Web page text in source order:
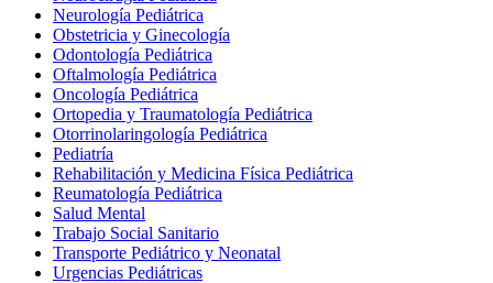
Neurología Pediátrica
Obstetricia y Ginecología
Odontología Pediátrica
Oftalmología Pediátrica
Oncología Pediátrica
Ortopedia y Traumatología Pediátrica
Otorrinolaringología Pediátrica
Pediatría
Rehabilitación y Medicina Física Pediátrica
Reumatología Pediátrica
Salud Mental
Trabajo Social Sanitario
Transporte Pediátrico y Neonatal
Urgencias Pediátricas